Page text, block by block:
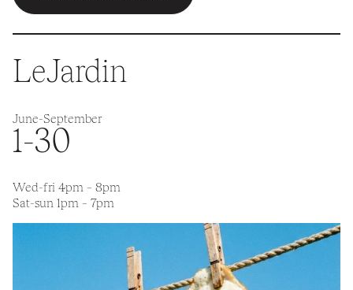
June-September
1-30
Wed-fri 4pm – 8pm
Sat-sun 1pm – 7pm
LeJardin